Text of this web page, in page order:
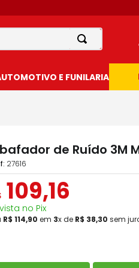
E FUNILARIA
de Ruído 3M
: 27616
109,16
no Pix
R$ 114,90 em 3x de R$ 38,30 sem